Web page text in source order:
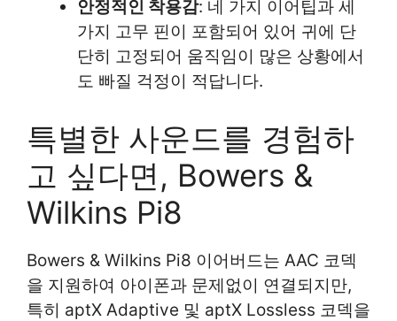
안정적인 착용감: 네 가지 이어팁과 세
가지 고무 핀이 포함되어 있어 귀에 단
단히 고정되어 움직임이 많은 상황에서
도 빠질 걱정이 적답니다.
특별한 사운드를 경험하
고 싶다면, Bowers &
Wilkins Pi8
Bowers & Wilkins Pi8 이어버드는 AAC 코덱
을 지원하여 아이폰과 문제없이 연결되지만,
특히 aptX Adaptive 및 aptX Lossless 코덱을